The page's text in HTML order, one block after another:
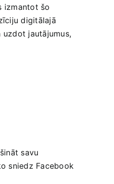
izmantot šo
digitālajā
jautājumus,‍
savu
sniedz Facebook⁢